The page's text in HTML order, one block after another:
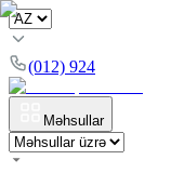
(012) 924
Məhsullar